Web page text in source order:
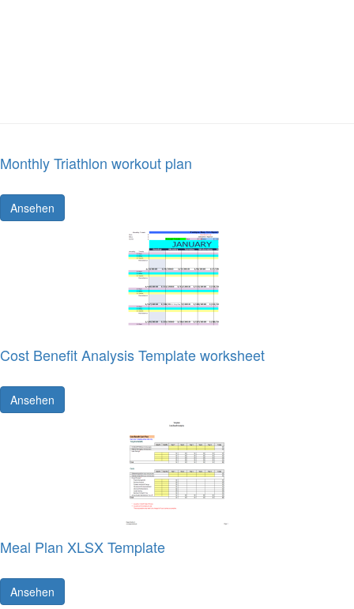
Monthly Triathlon workout plan
Ansehen
Cost Benefit Analysis Template worksheet
Ansehen
Meal Plan XLSX Template
Ansehen